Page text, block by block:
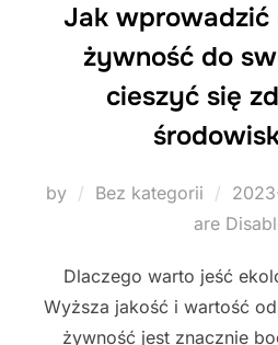
Jak wprowadzić
żywność do
cieszyć się
by Bez kategorii
on
are
Dlaczego warto jeść
Wyższa jakość i wartość
żywność jest znacznie